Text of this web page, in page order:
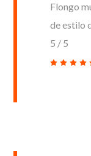
Flongo
de estilo
5 / 5